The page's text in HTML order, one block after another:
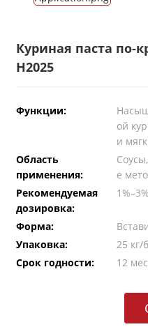
Куриная паста по-
H2025
Функции:
ой
и
Область
применения:
е
Рекомендуемая
дозировка:
1%–3%
Форма:
Упаковка:
25 кг/
Срок годности:
12